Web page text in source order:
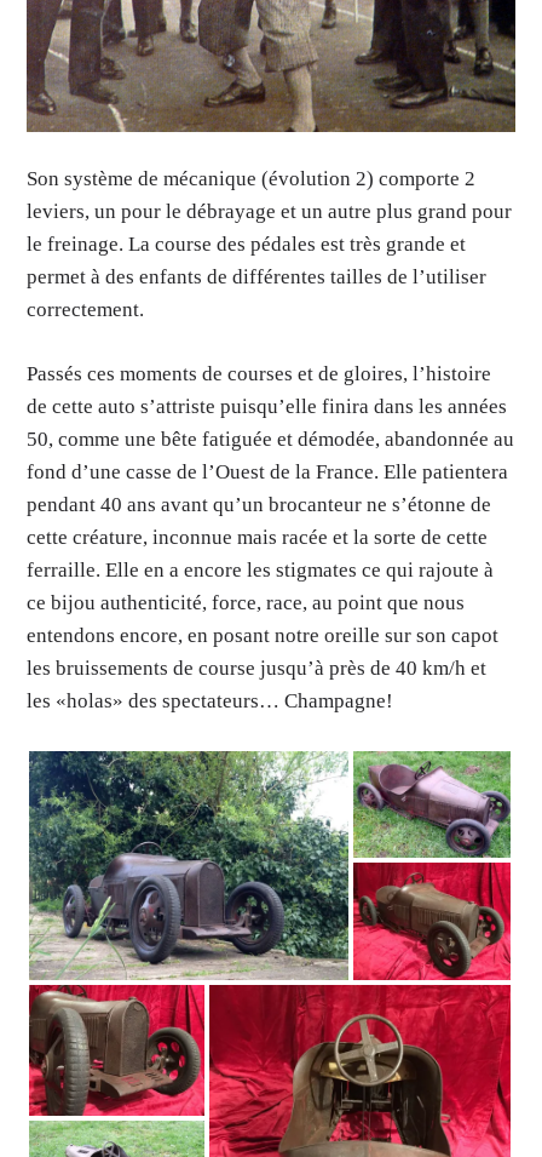
Son système de mécanique (évolution 2) comporte 2
leviers, un pour le débrayage et un autre plus grand pour
le freinage. La course des pédales est très grande et
permet à des enfants de différentes tailles de l’utiliser
correctement.
Passés ces moments de courses et de gloires, l’histoire
de cette auto s’attriste puisqu’elle finira dans les années
50, comme une bête fatiguée et démodée, abandonnée au
fond d’une casse de l’Ouest de la France. Elle patientera
pendant 40 ans avant qu’un brocanteur ne s’étonne de
cette créature, inconnue mais racée et la sorte de cette
ferraille. Elle en a encore les stigmates ce qui rajoute à
ce bijou authenticité, force, race, au point que nous
entendons encore, en posant notre oreille sur son capot
les bruissements de course jusqu’à près de 40 km/h et
les «holas» des spectateurs… Champagne!